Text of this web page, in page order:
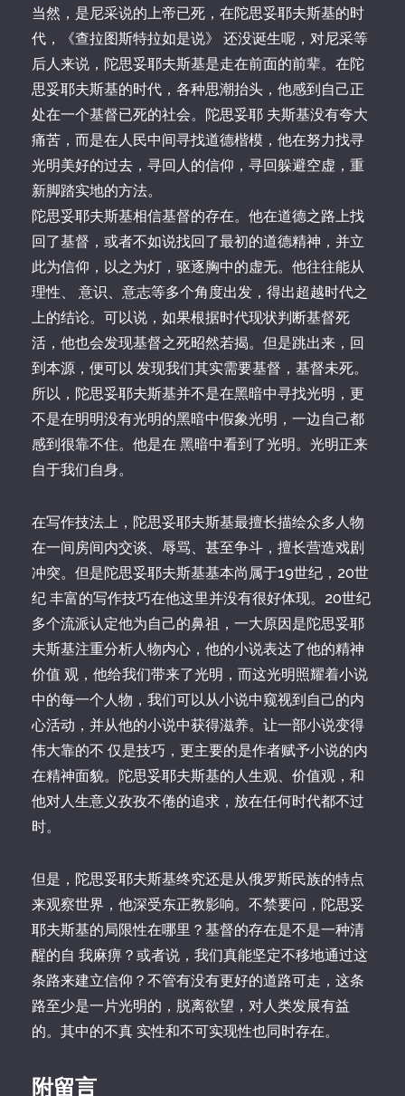
当然，是尼采说的上帝已死，在陀思妥耶夫斯基的时
代，《查拉图斯特拉如是说》 还没诞生呢，对尼采等
后人来说，陀思妥耶夫斯基是走在前面的前辈。在陀
思妥耶夫斯基的时代，各种思潮抬头，他感到自己正
处在一个基督已死的社会。陀思妥耶 夫斯基没有夸大
痛苦，而是在人民中间寻找道德楷模，他在努力找寻
光明美好的过去，寻回人的信仰，寻回躲避空虚，重
新脚踏实地的方法。
陀思妥耶夫斯基相信基督的存在。他在道德之路上找
回了基督，或者不如说找回了最初的道德精神，并立
此为信仰，以之为灯，驱逐胸中的虚无。他往往能从
理性、 意识、意志等多个角度出发，得出超越时代之
上的结论。可以说，如果根据时代现状判断基督死
活，他也会发现基督之死昭然若揭。但是跳出来，回
到本源，便可以 发现我们其实需要基督，基督未死。
所以，陀思妥耶夫斯基并不是在黑暗中寻找光明，更
不是在明明没有光明的黑暗中假象光明，一边自己都
感到很靠不住。他是在 黑暗中看到了光明。光明正来
自于我们自身。
在写作技法上，陀思妥耶夫斯基最擅长描绘众多人物
在一间房间内交谈、辱骂、甚至争斗，擅长营造戏剧
冲突。但是陀思妥耶夫斯基基本尚属于19世纪，20世
纪 丰富的写作技巧在他这里并没有很好体现。20世纪
多个流派认定他为自己的鼻祖，一大原因是陀思妥耶
夫斯基注重分析人物内心，他的小说表达了他的精神
价值 观，他给我们带来了光明，而这光明照耀着小说
中的每一个人物，我们可以从小说中窥视到自己的内
心活动，并从他的小说中获得滋养。让一部小说变得
伟大靠的不 仅是技巧，更主要的是作者赋予小说的内
在精神面貌。陀思妥耶夫斯基的人生观、价值观，和
他对人生意义孜孜不倦的追求，放在任何时代都不过
时。
但是，陀思妥耶夫斯基终究还是从俄罗斯民族的特点
来观察世界，他深受东正教影响。不禁要问，陀思妥
耶夫斯基的局限性在哪里？基督的存在是不是一种清
醒的自 我麻痹？或者说，我们真能坚定不移地通过这
条路来建立信仰？不管有没有更好的道路可走，这条
路至少是一片光明的，脱离欲望，对人类发展有益
的。其中的不真 实性和不可实现性也同时存在。
附留言